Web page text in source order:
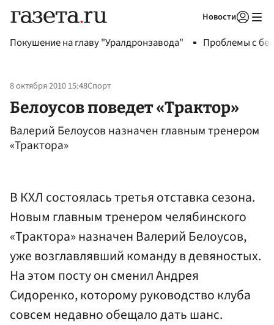
Новости
Покушение на главу "Уралдронзавода" Проблемы с
8 октября 2010 15:48Спорт
Белоусов поведет «Трактор»
Валерий Белоусов назначен главным тренером
«Трактора»
В КХЛ состоялась третья отставка сезона.
Новым главным тренером челябинского
«Трактора» назначен Валерий Белоусов,
уже возглавлявший команду в девяностых.
На этом посту он сменил Андрея
Сидоренко, которому руководство клуба
совсем недавно обещало дать шанс.